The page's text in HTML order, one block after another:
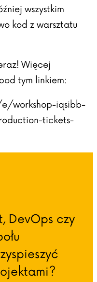
wszystkim
kod z warsztatu
Więcej
tym linkiem:
workshop-iqsibb-
tickets-
DevOps czy